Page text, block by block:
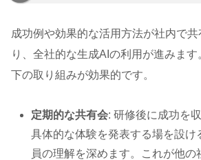
成功例や効果的な活用方法が社内で
り、全社的な生成AIの利用が進みま
下の取り組みが効果的です。
定期的な共有会: 研修後に成功を
具体的な体験を発表する場を設け
員の理解を深めます。これが他の